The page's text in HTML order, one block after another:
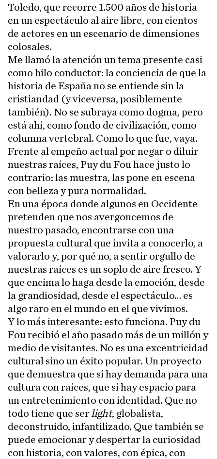
Toledo, que recorre 1.500 años de historia
en un espectáculo al aire libre, con cientos
de actores en un escenario de dimensiones
colosales.
Me llamó la atención un tema presente casi
como hilo conductor: la conciencia de que la
historia de España no se entiende sin la
cristiandad (y viceversa, posiblemente
también). No se subraya como dogma, pero
está ahí, como fondo de civilización, como
columna vertebral. Como lo que fue, vaya.
Frente al empeño actual por negar o diluir
nuestras raíces, Puy du Fou hace justo lo
contrario: las muestra, las pone en escena
con belleza y pura normalidad.
En una época donde algunos en Occidente
pretenden que nos avergoncemos de
nuestro pasado, encontrarse con una
propuesta cultural que invita a conocerlo, a
valorarlo y, por qué no, a sentir orgullo de
nuestras raíces es un soplo de aire fresco. Y
que encima lo haga desde la emoción, desde
la grandiosidad, desde el espectáculo… es
algo raro en el mundo en el que vivimos.
Y lo más interesante: esto funciona. Puy du
Fou recibió el año pasado más de un millón y
medio de visitantes. No es una excentricidad
cultural sino un éxito popular. Un proyecto
que demuestra que sí hay demanda para una
cultura con raíces, que sí hay espacio para
un entretenimiento con identidad. Que no
todo tiene que ser light, globalista,
deconstruido, infantilizado. Que también se
puede emocionar y despertar la curiosidad
con historia, con valores, con épica, con